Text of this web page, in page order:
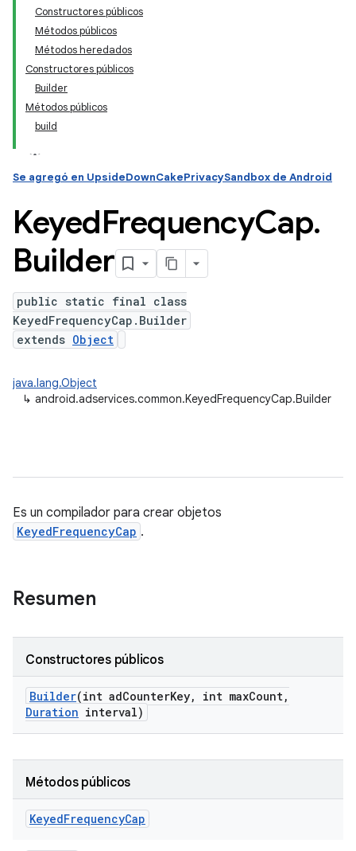
Constructores públicos
Métodos públicos
Métodos heredados
Constructores públicos
Builder
Métodos públicos
build
Se agregó en UpsideDownCakePrivacySandbox de Android
KeyedFrequencyCap.
Builder
public static final class
KeyedFrequencyCap.Builder
extends Object
java.lang.Object
↳ android.adservices.common.KeyedFrequencyCap.Builder
Es un compilador para crear objetos
KeyedFrequencyCap .
Resumen
Constructores públicos
Builder(int adCounterKey, int maxCount,
Duration interval)
Métodos públicos
KeyedFrequencyCap